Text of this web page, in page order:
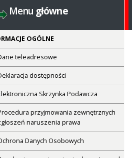
Menu główne
OGÓLNE
teleadresowe
dostępności
Skrzynka Podawcza
przyjmowania zewnętrznych
naruszenia prawa
Danych Osobowych